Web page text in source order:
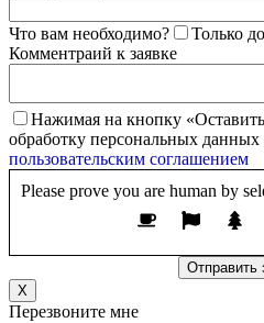
Что вам необходимо? Только
Комментраий к заявке
Нажимая на кнопку
обработку персональных данных
пользовательским соглашением
Please prove you are human by
X
Перезвоните мне